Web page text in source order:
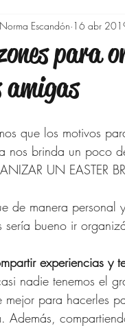
Vida
peso
de Moda
SHEIN
para
Norma Escandón 16 abr
que los motivos
nos brinda un poco
UN EASTER
de manera
sería bueno ir
experiencias y
nadie tenemos el
mejor para hacerles
Además,